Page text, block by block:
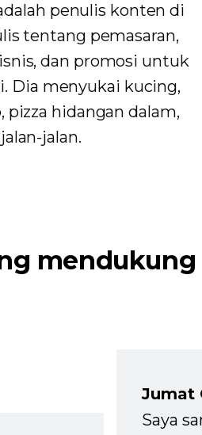
penulis konten di
tentang pemasaran,
dan promosi untuk
Dia menyukai kucing,
pizza hidangan dalam,
jalan.
mendukung
Jumat
Saya